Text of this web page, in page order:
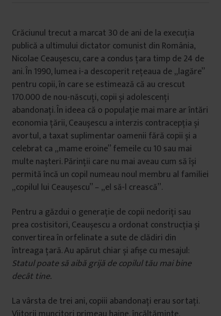
Crăciunul trecut a marcat 30 de ani de la execuția
publică a ultimului dictator comunist din România,
Nicolae Ceaușescu, care a condus țara timp de 24 de
ani. În 1990, lumea i-a descoperit rețeaua de „lagăre”
pentru copii, în care se estimează că au crescut
170.000 de nou-născuți, copii și adolescenți
abandonați. În ideea că o populație mai mare ar întări
economia țării, Ceaușescu a interzis contracepția și
avortul, a taxat suplimentar oamenii fără copii și a
celebrat ca „mame eroine” femeile cu 10 sau mai
multe nașteri. Părinții care nu mai aveau cum să își
permită încă un copil numeau noul membru al familiei
„copilul lui Ceaușescu” – „el să-l crească”.
Pentru a găzdui o generație de copii nedoriți sau
prea costisitori, Ceaușescu a ordonat construcția și
convertirea în orfelinate a sute de clădiri din
întreaga țară. Au apărut chiar și afișe cu mesajul:
Statul poate să aibă grijă de copilul tău mai bine
decât tine.
La vârsta de trei ani, copiii abandonați erau sortați.